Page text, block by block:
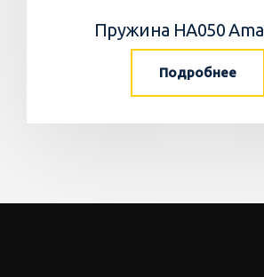
Пружина HA050
Подробнее